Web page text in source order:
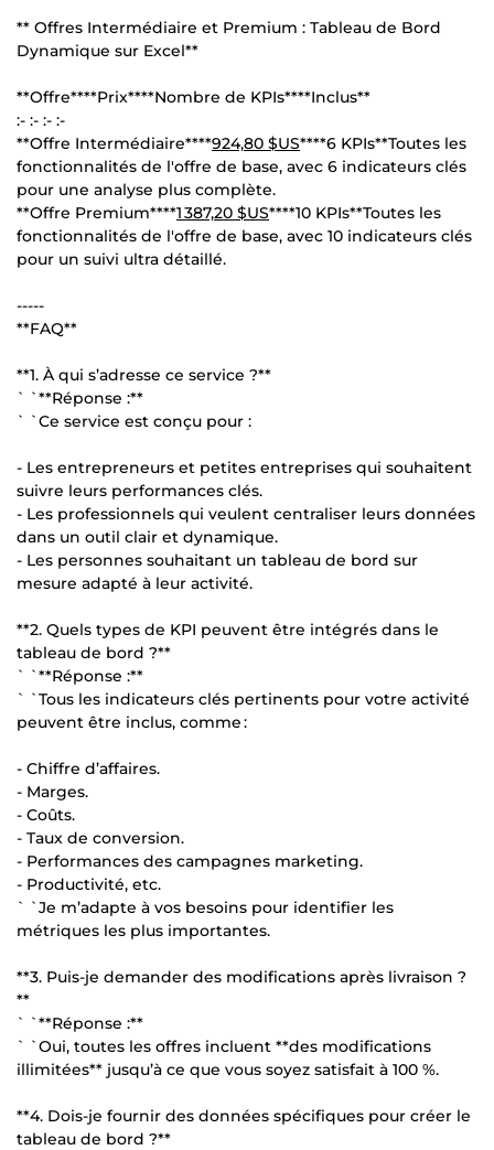
** Offres Intermédiaire et Premium : Tableau de Bord
Dynamique sur Excel**
**Offre****Prix****Nombre de KPIs****Inclus**
:- :- :- :-
**Offre Intermédiaire****924,80 $US****6 KPIs**Toutes les
fonctionnalités de l'offre de base, avec 6 indicateurs clés
pour une analyse plus complète.
**Offre Premium****1 387,20 $US****10 KPIs**Toutes les
fonctionnalités de l'offre de base, avec 10 indicateurs clés
pour un suivi ultra détaillé.
-----
**FAQ**
**1. À qui s’adresse ce service ?**
` `**Réponse :**
` `Ce service est conçu pour :
- Les entrepreneurs et petites entreprises qui souhaitent
suivre leurs performances clés.
- Les professionnels qui veulent centraliser leurs données
dans un outil clair et dynamique.
- Les personnes souhaitant un tableau de bord sur
mesure adapté à leur activité.
**2. Quels types de KPI peuvent être intégrés dans le
tableau de bord ?**
` `**Réponse :**
` `Tous les indicateurs clés pertinents pour votre activité
peuvent être inclus, comme :
- Chiffre d’affaires.
- Marges.
- Coûts.
- Taux de conversion.
- Performances des campagnes marketing.
- Productivité, etc.
` `Je m’adapte à vos besoins pour identifier les
métriques les plus importantes.
**3. Puis-je demander des modifications après livraison ?
**
` `**Réponse :**
` `Oui, toutes les offres incluent **des modifications
illimitées** jusqu’à ce que vous soyez satisfait à 100 %.
**4. Dois-je fournir des données spécifiques pour créer le
tableau de bord ?**